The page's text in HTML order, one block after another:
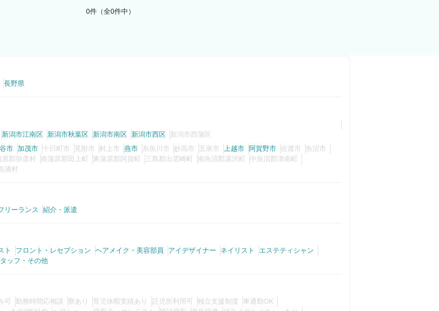
0件（全0件中）
長野県
新潟市江南区 新潟市秋葉区 新潟市南区 新潟市西区
新潟市西蒲区
市 加茂市 十日町市 見附市 村上市 燕市 糸魚川市 妙高市 五泉市 上越市 阿賀野市 佐渡市
魚沼市
原郡弥彦村 南蒲原郡田上町 東蒲原郡阿賀町 三島郡出雲崎町 南魚沼郡湯沢町
中魚沼郡津南町
浦村
リーランス 紹介・派遣
ト フロント・レセプション ヘアメイク・美容部員 アイデザイナー ネイリスト
エステティシャン
ッフ・その他
可 勤務時間応相談 寮あり 育児休暇実績あり 託児所利用可 独立支援制度
車通勤OK